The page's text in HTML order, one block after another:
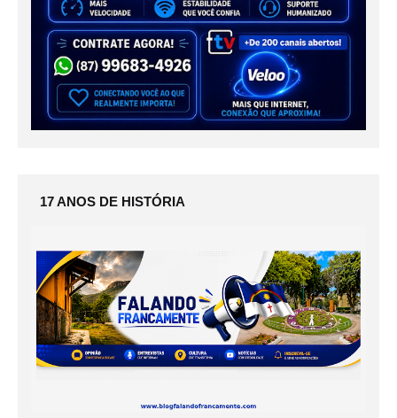
17 ANOS DE HISTÓRIA